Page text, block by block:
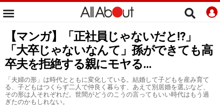
【マンガ】「正社員じゃないだと!?」
「大卒じゃないなんて」孫ができても高
卒夫を拒絶する親にモヤる…
「夫婦の形」は時代とともに変化している。結婚して子どもを産み育て
る、子どもはつくらず二人で仲良く暮らす、あえて別居婚を選ぶなど、
その形は人それぞれだ。世間がどうのこうの言ってもいい時代はもう過
ぎたのかもしれない。